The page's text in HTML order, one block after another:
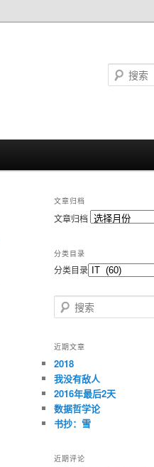
文章归档
文章归档
分类目录
分类目录
搜索
近期文章
2018
我没有敌人
2016年最后2天
数据哲学论
书抄：雪
近期评论